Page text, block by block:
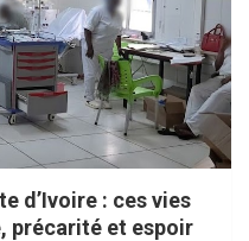
d’Ivoire : ces vies
précarité et espoir